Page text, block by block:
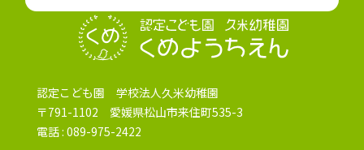
認定こども園 学校法人久米幼稚園
〒791-1102 愛媛県松山市来住町535-3
電話 : 089-975-2422